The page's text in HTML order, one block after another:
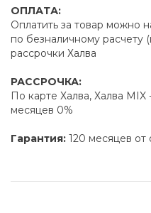
ОПЛАТА:
Оплатить за товар можно
по безналичному расчету
рассрочки Халва
РАССРОЧКА:
По карте Халва, Халва MIX
месяцев 0%
Гарантия: 120 месяцев от